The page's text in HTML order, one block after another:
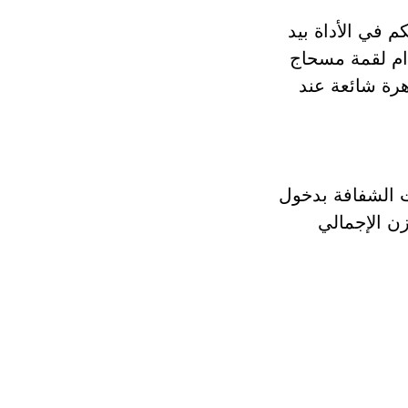
في الأداة بيد
لقمة مسحاج
شائعة عند
الشفافة بدخول
الإجمالي